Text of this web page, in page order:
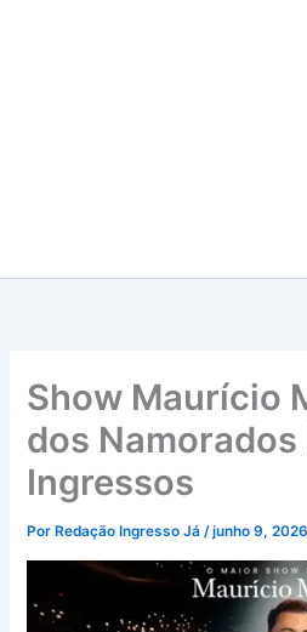
Show Maurício
dos Namorados
Ingressos
Por Redação Ingresso Já/junho 9, 2026